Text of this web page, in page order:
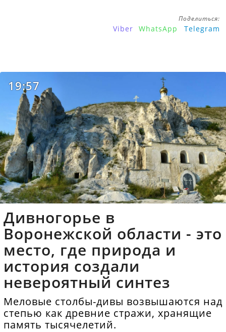
Поделиться:
Viber WhatsApp Telegram
19:57
Дивногорье в
Воронежской области - это
место, где природа и
история создали
невероятный синтез
Меловые столбы-дивы возвышаются над
степью как древние стражи, хранящие
память тысячелетий.